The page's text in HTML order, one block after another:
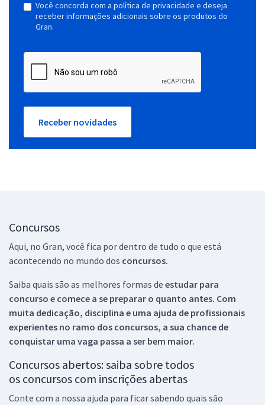
Você concorda com a política de privacidade e deseja
receber informações adicionais sobre os produtos do
Gran.
Receber novidades
Concursos
Aqui, no Gran, você fica por dentro de tudo o que está
acontecendo no mundo dos concursos.
Saiba quais são as melhores formas de estudar para
concurso e comece a se preparar o quanto antes. Com
muita dedicação, disciplina e uma ajuda de profissionais
experientes no ramo dos concursos, a sua chance de
conquistar uma vaga passa a ser bem maior.
Concursos abertos: saiba sobre todos
os concursos com inscrições abertas
Conte com a nossa ajuda para ficar sabendo quais são